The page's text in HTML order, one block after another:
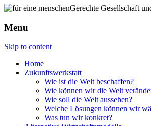
Menu
Skip to content
Home
Zukunftswerkstatt
Wie ist die Welt beschaffen?
Wie können wir die Welt
Wie soll die Welt aussehen?
Welche Lösungen können wir
Was tun wir konkret?